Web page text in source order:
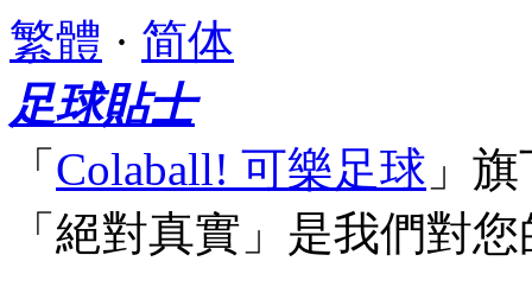
繁體 · 简体
足球貼士
「 Colaball! 可樂足球 」 旗
「絕對真實」 是我們對